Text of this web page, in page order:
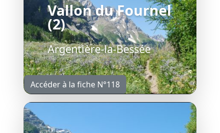
Vallon du Fournel
(2)
Argentière-la-Bessée
Accéder à la fiche N°118